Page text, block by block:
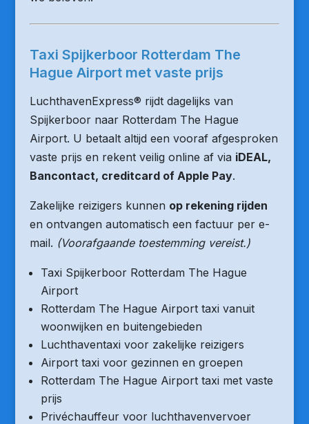
Taxi Spijkerboor Rotterdam The
Hague Airport met vaste prijs
LuchthavenExpress® rijdt dagelijks van
Spijkerboor naar Rotterdam The Hague
Airport. U betaalt altijd een vooraf afgesproken
vaste prijs en rekent veilig online af via iDEAL,
Bancontact, creditcard of Apple Pay.
Zakelijke reizigers kunnen op rekening rijden
en ontvangen automatisch een factuur per e-
mail. (Voorafgaande toestemming vereist.)
Taxi Spijkerboor Rotterdam The Hague
Airport
Rotterdam The Hague Airport taxi vanuit
woonwijken en buitengebieden
Luchthaventaxi voor zakelijke reizigers
Airport taxi voor gezinnen en groepen
Rotterdam The Hague Airport taxi met vaste
prijs
Privéchauffeur voor luchthavenvervoer